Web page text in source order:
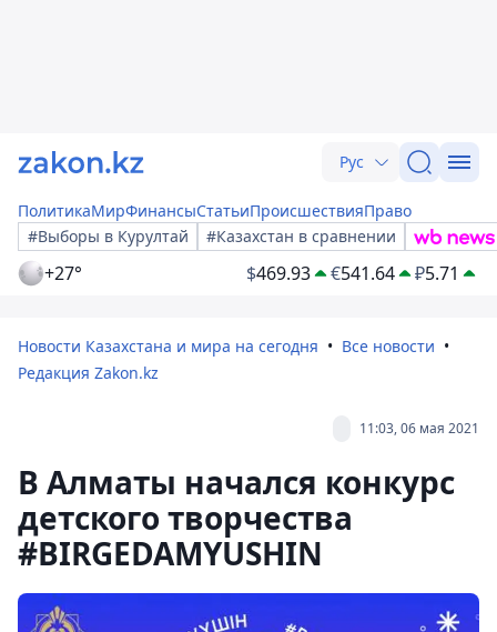
Рус
ПолитикаМирФинансыСтатьиПроисшествияПраво
#Выборы в Курултай
#Казахстан в сравнении
+27° $469.93 €541.64 ₽5.71
Новости Казахстана и мира на сегодня
Все новости
Редакция Zakon.kz
11:03, 06 мая 2021
В Алматы начался конкурс
детского творчества
#BIRGEDAMYUSHIN